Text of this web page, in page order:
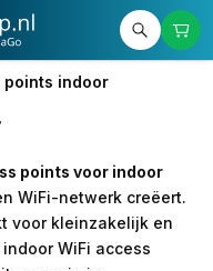
points indoor
points voor indoor
WiFi-netwerk creëert.
voor kleinzakelijk en
WiFi access